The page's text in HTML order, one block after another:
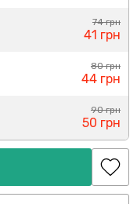
74 грн
41 грн
80 грн
44 грн
90 грн
50 грн